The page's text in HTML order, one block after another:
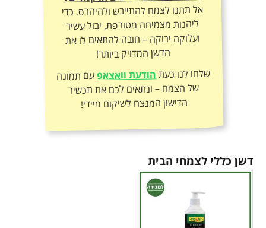
אל תתנו לצמח להתייבש ולהיהרס. כדי
ליהנות מצמיחה מטורפת, יבול עשיר
ועלוקה ירוקה – חובה להתאים לו את
הדשן המדויק ביותר!
שלחו לנו כעתהודעת וואצאפעם תמונה
של הצמח – ונתאים לכם את תכשיר
הדישון המנצח לשיקום מיידי!
דשן כללי לצמחי הבית